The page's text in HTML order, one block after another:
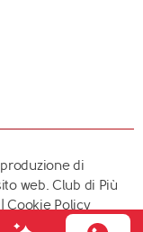
di
web. Club di Più
|Cookie Policy